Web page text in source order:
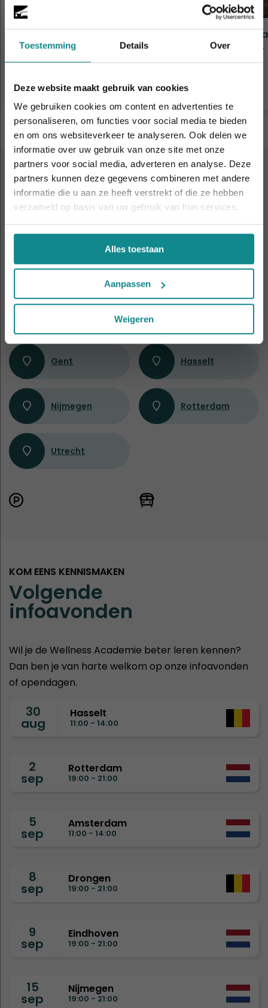
Toestemming Details Over
Deze website maakt gebruik van cookies
We gebruiken cookies om content en advertenties te
personaliseren, om functies voor social media te bieden
en om ons websiteverkeer te analyseren. Ook delen we
informatie over uw gebruik van onze site met onze
partners voor social media, adverteren en analyse. Deze
partners kunnen deze gegevens combineren met andere
informatie die u aan ze heeft verstrekt of die ze hebben
verzameld op basis van uw gebruik van hun services.
Alles toestaan
Aanpassen
Weigeren
Duur
Prijs
€ 345
Meer informatie
Duur
Prijs
ALTIJD IN DE BUURT
9 leslocatiesdoor heel
Nederland en België
Amsterdam Antwerpen
Gent Hasselt
Nijmegen Rotterdam
Utrecht
KOM EENS KENNISMAKEN
Volgende
infoavonden
Wil je de Wellness Academie beter leren kennen?
Dan ben je van harte welkom op onze infoavonden
of opendagen.
30
aug
Hasselt
11:00 - 14:00
2
sep
Rotterdam
19:00 - 21:00
5
sep
Amsterdam
11:00 - 14:00
8
sep
Drongen
19:00 - 21:00
9
sep
Eindhoven
19:00 - 21:00
15
sep
Nijmegen
19:00 - 21:00
De hittegolf houdt aan... onze actie ook! 10%
korting verlengd t.e.m. 7 augustus 2026.
Sluiten